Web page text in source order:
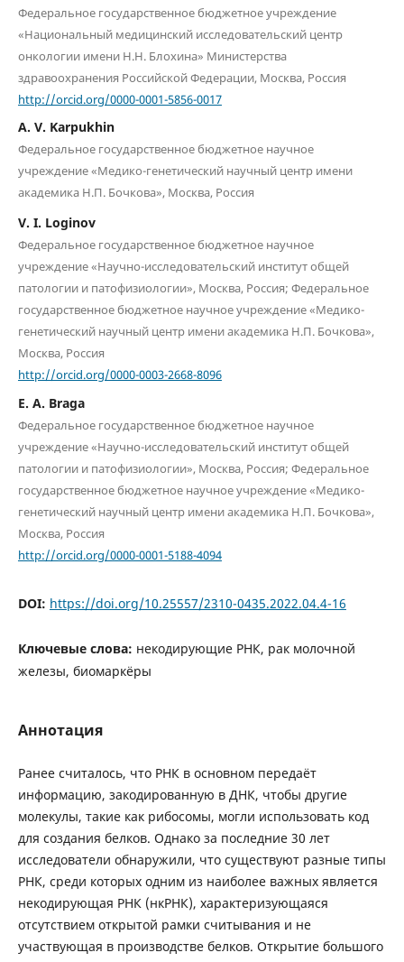
Федеральное государственное бюджетное учреждение
«Национальный медицинский исследовательский центр
онкологии имени Н.Н. Блохина» Министерства
здравоохранения Российской Федерации, Москва, Россия
http://orcid.org/0000-0001-5856-0017
A. V. Karpukhin
Федеральное государственное бюджетное научное
учреждение «Медико-генетический научный центр имени
академика Н.П. Бочкова», Москва, Россия
V. I. Loginov
Федеральное государственное бюджетное научное
учреждение «Научно-исследовательский институт общей
патологии и патофизиологии», Москва, Россия; Федеральное
государственное бюджетное научное учреждение «Медико-
генетический научный центр имени академика Н.П. Бочкова»,
Москва, Россия
http://orcid.org/0000-0003-2668-8096
E. A. Braga
Федеральное государственное бюджетное научное
учреждение «Научно-исследовательский институт общей
патологии и патофизиологии», Москва, Россия; Федеральное
государственное бюджетное научное учреждение «Медико-
генетический научный центр имени академика Н.П. Бочкова»,
Москва, Россия
http://orcid.org/0000-0001-5188-4094
DOI: https://doi.org/10.25557/2310-0435.2022.04.4-16
Ключевые слова: некодирующие РНК, рак молочной
железы, биомаркёры
Аннотация
Ранее считалось, что РНК в основном передаёт
информацию, закодированную в ДНК, чтобы другие
молекулы, такие как рибосомы, могли использовать код
для создания белков. Однако за последние 30 лет
исследователи обнаружили, что существуют разные типы
РНК, среди которых одним из наиболее важных является
некодирующая РНК (нкРНК), характеризующаяся
отсутствием открытой рамки считывания и не
участвующая в производстве белков. Открытие большого